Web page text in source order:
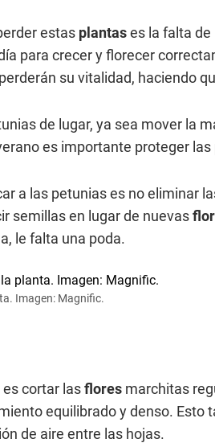
estas plantases la falta
para crecer y florecer
su vitalidad, haciendo
de lugar, ya sea mover la
es importante proteger las
a las petunias es no eliminar
semillas en lugar de nuevas
le falta una poda.
Imagen: Magnific.
cortar lasflores marchitas
equilibrado y denso.
de aire entre las hojas.